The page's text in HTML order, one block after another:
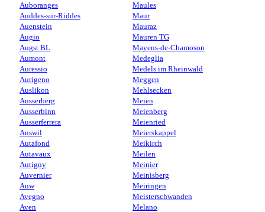
Auboranges
Auddes-sur-Riddes
Auenstein
Augio
Augst BL
Aumont
Auressio
Aurigeno
Auslikon
Ausserberg
Ausserbinn
Ausserferrera
Auswil
Autafond
Autavaux
Autigny
Auvernier
Auw
Avegno
Aven
Maules
Maur
Mauraz
Mauren TG
Mayens-de-Chamoson
Medeglia
Medels im Rheinwald
Meggen
Mehlsecken
Meien
Meienberg
Meienried
Meierskappel
Meikirch
Meilen
Meinier
Meinisberg
Meiringen
Meisterschwanden
Melano